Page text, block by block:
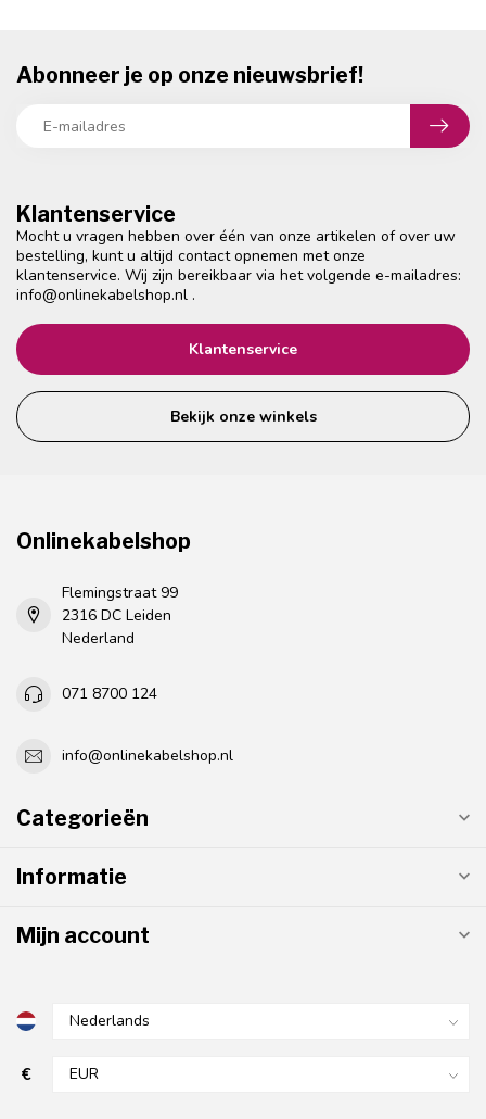
Klantenservice
Mocht u vragen hebben over één van onze artikelen of over uw
bestelling, kunt u altijd contact opnemen met onze
klantenservice. Wij zijn bereikbaar via het volgende e-mailadres:
info@onlinekabelshop.nl .
Klantenservice
Bekijk onze winkels
Abonneer je op onze nieuwsbrief!
Onlinekabelshop
Flemingstraat 99
2316 DC Leiden
Nederland
071 8700 124
info@onlinekabelshop.nl
Categorieën
Informatie
Mijn account
€